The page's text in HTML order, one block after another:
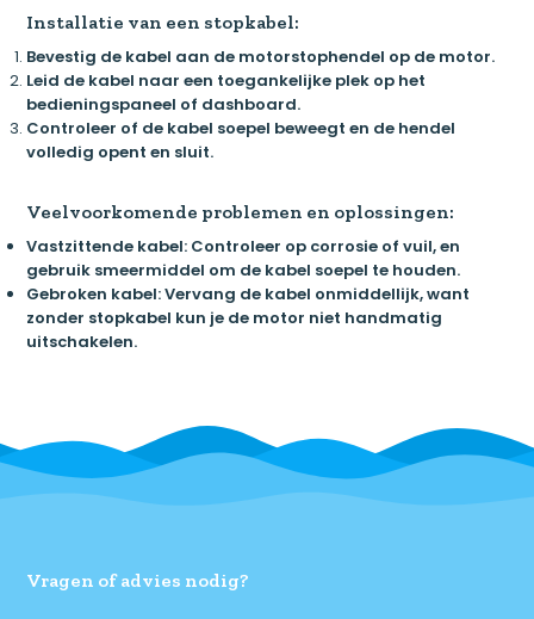
Installatie van een stopkabel:
Bevestig de kabel aan de motorstophendel op de motor.
Leid de kabel naar een toegankelijke plek op het
bedieningspaneel of dashboard.
Controleer of de kabel soepel beweegt en de hendel
volledig opent en sluit.
Veelvoorkomende problemen en oplossingen:
Vastzittende kabel: Controleer op corrosie of vuil, en
gebruik smeermiddel om de kabel soepel te houden.
Gebroken kabel:Vervang de kabel onmiddellijk, want
zonder stopkabel kun je de motor niet handmatig
uitschakelen.
Vragen of advies nodig?